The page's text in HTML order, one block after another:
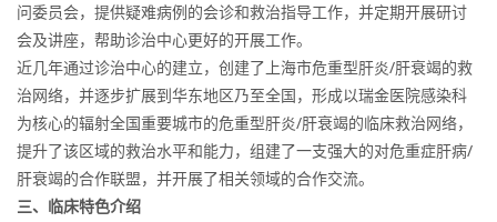
问委员会，提供疑难病例的会诊和救治指导工作，并定期开展研讨
会及讲座，帮助诊治中心更好的开展工作。
近几年通过诊治中心的建立，创建了上海市危重型肝炎/肝衰竭的救
治网络，并逐步扩展到华东地区乃至全国，形成以瑞金医院感染科
为核心的辐射全国重要城市的危重型肝炎/肝衰竭的临床救治网络，
提升了该区域的救治水平和能力，组建了一支强大的对危重症肝病/
肝衰竭的合作联盟，并开展了相关领域的合作交流。
三、 临床特色介绍